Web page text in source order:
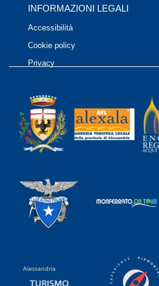
INFORMAZIONI LEGALI
Accessibilità
Cookie policy
Privacy